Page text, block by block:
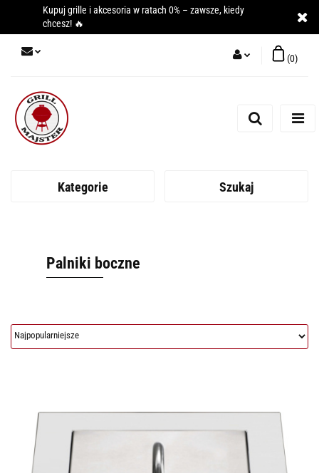
Kupuj grille i akcesoria w ratach 0% – zawsze, kiedy
chcesz! 🔥
Zarejestruj się
(0)
Kategorie Szukaj
Palniki boczne